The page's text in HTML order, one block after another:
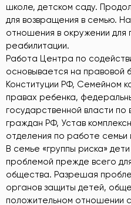
школе, детском саду.
для возвращения в семью.
отношения в окружении для
реабилитации.
Работа Центра по
основывается на правовой
Конституции РФ, Семейном
правах ребенка,
государственной власти
граждан РФ, Устав
отделения по работе семьи
В семье «группы риска»
проблемой прежде всего
общества. Разрешая
органов защиты детей,
положительном отношении